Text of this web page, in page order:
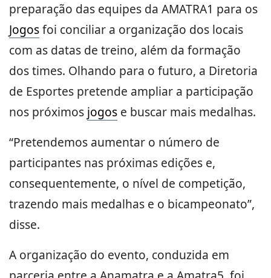
preparação das equipes da AMATRA1 para os
Jogosfoi conciliar a organização dos locais
com as datas de treino, além da formação
dos times. Olhando para o futuro, a Diretoria
de Esportes pretende ampliar a participação
nos próximos jogos e buscar mais medalhas.
“Pretendemos aumentar o número de
participantes nas próximas edições e,
consequentemente, o nível de competição,
trazendo mais medalhas e o bicampeonato”,
disse.
A organização do evento, conduzida em